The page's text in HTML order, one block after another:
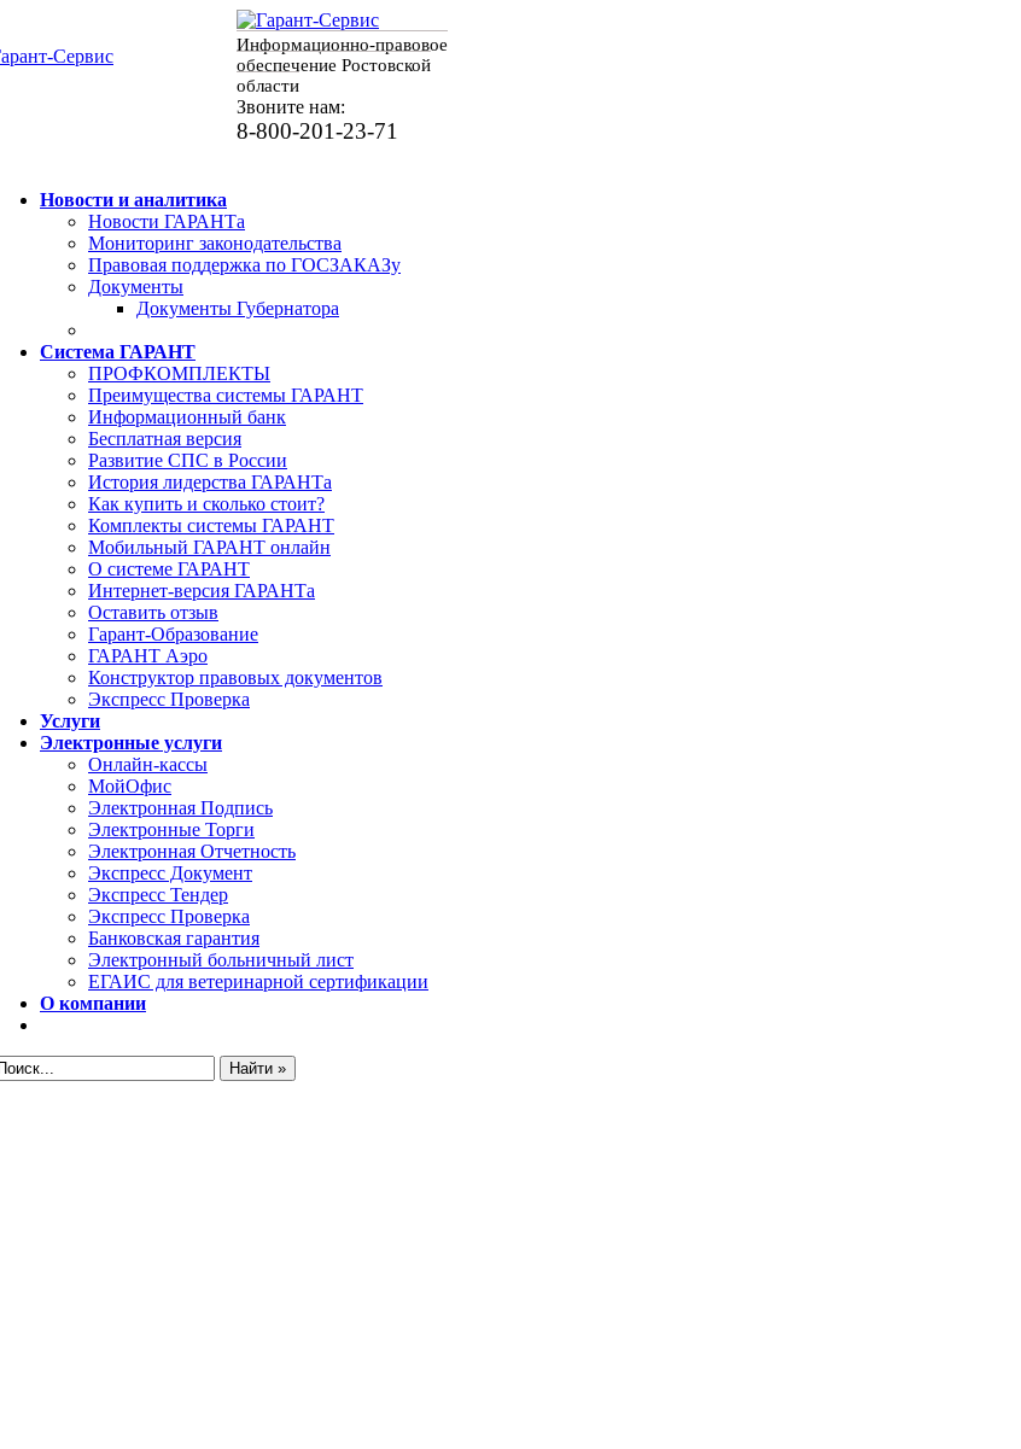
Информационно-правовое
обеспечение Ростовской
области
Звоните нам:
8-800-201-23-71
Новости и аналитика
Новости ГАРАНТа
Мониторинг законодательства
Правовая поддержка по ГОСЗАКАЗу
Документы
Документы Губернатора
Система ГАРАНТ
ПРОФКОМПЛЕКТЫ
Преимущества системы ГАРАНТ
Информационный банк
Бесплатная версия
Развитие СПС в России
История лидерства ГАРАНТа
Как купить и сколько стоит?
Комплекты системы ГАРАНТ
Мобильный ГАРАНТ онлайн
О системе ГАРАНТ
Интернет-версия ГАРАНТа
Оставить отзыв
Гарант-Образование
ГАРАНТ Аэро
Конструктор правовых документов
Экспресс Проверка
Услуги
Электронные услуги
Онлайн-кассы
МойОфис
Электронная Подпись
Электронные Торги
Электронная Oтчетность
Экспресс Документ
Экспресс Тендер
Экспресс Проверка
Банковская гарантия
Электронный больничный лист
ЕГАИС для ветеринарной сертификации
О компании